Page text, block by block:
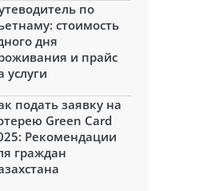
по
стоимость
дня
и прайс
услуги
подать заявку на
Green Card
Рекомендации
граждан